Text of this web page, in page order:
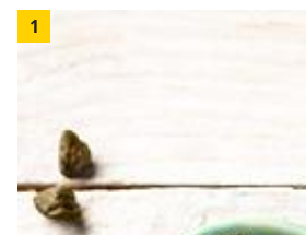
1